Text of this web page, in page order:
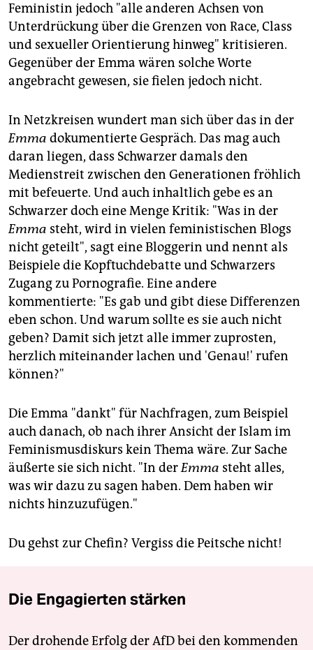
Feministin jedoch "alle anderen Achsen von
Unterdrückung über die Grenzen von Race, Class
und sexueller Orientierung hinweg" kritisieren.
Gegenüber der Emma wären solche Worte
angebracht gewesen, sie fielen jedoch nicht.
In Netzkreisen wundert man sich über das in der
Emma dokumentierte Gespräch. Das mag auch
daran liegen, dass Schwarzer damals den
Medienstreit zwischen den Generationen fröhlich
mit befeuerte. Und auch inhaltlich gebe es an
Schwarzer doch eine Menge Kritik: "Was in der
Emma steht, wird in vielen feministischen Blogs
nicht geteilt", sagt eine Bloggerin und nennt als
Beispiele die Kopftuchdebatte und Schwarzers
Zugang zu Pornografie. Eine andere
kommentierte: "Es gab und gibt diese Differenzen
eben schon. Und warum sollte es sie auch nicht
geben? Damit sich jetzt alle immer zuprosten,
herzlich miteinander lachen und 'Genau!' rufen
können?"
Die Emma "dankt" für Nachfragen, zum Beispiel
auch danach, ob nach ihrer Ansicht der Islam im
Feminismusdiskurs kein Thema wäre. Zur Sache
äußerte sie sich nicht. "In derEmma steht alles,
was wir dazu zu sagen haben. Dem haben wir
nichts hinzuzufügen."
Du gehst zur Chefin? Vergiss die Peitsche nicht!
Die Engagierten stärken
Der drohende Erfolg der AfD bei den kommenden